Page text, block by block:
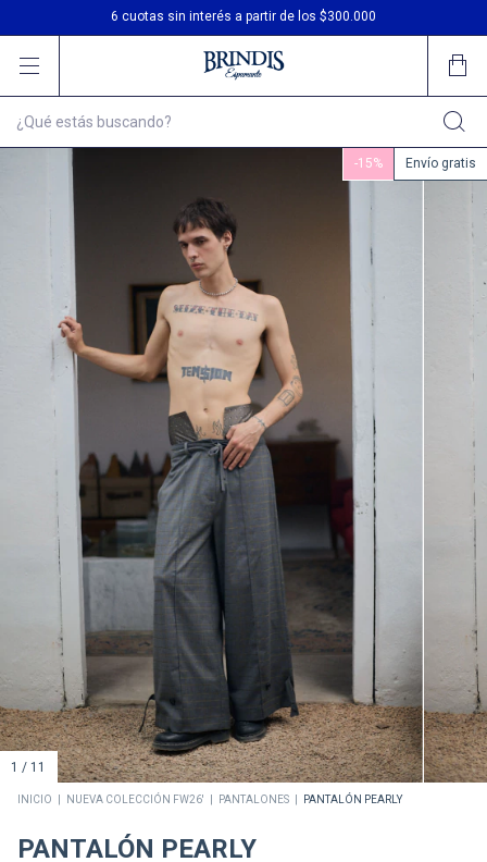
6 cuotas sin interés a partir de los $300.000
Envío gratis en compras desde $200.000
-15% Envío gratis
1 / 11
INICIO NUEVA COLECCIÓN FW26' PANTALONES PANTALÓN PEARLY
PANTALÓN PEARLY